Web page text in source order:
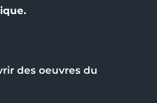
des oeuvres du